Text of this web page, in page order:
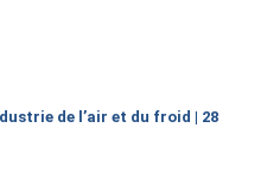
de l’air et du froid | 28